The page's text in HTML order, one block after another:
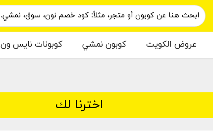
عروض الكويت كوبون نمشي كوبونات نايس ون
اخترنا لك